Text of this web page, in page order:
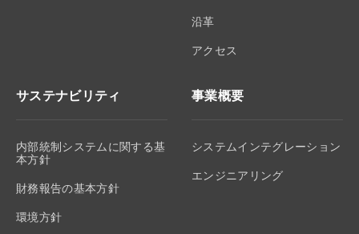
沿革
アクセス
サステナビリティ
内部統制システムに関する基
本方針
財務報告の基本方針
環境方針
事業概要
システムインテグレーション
エンジニアリング